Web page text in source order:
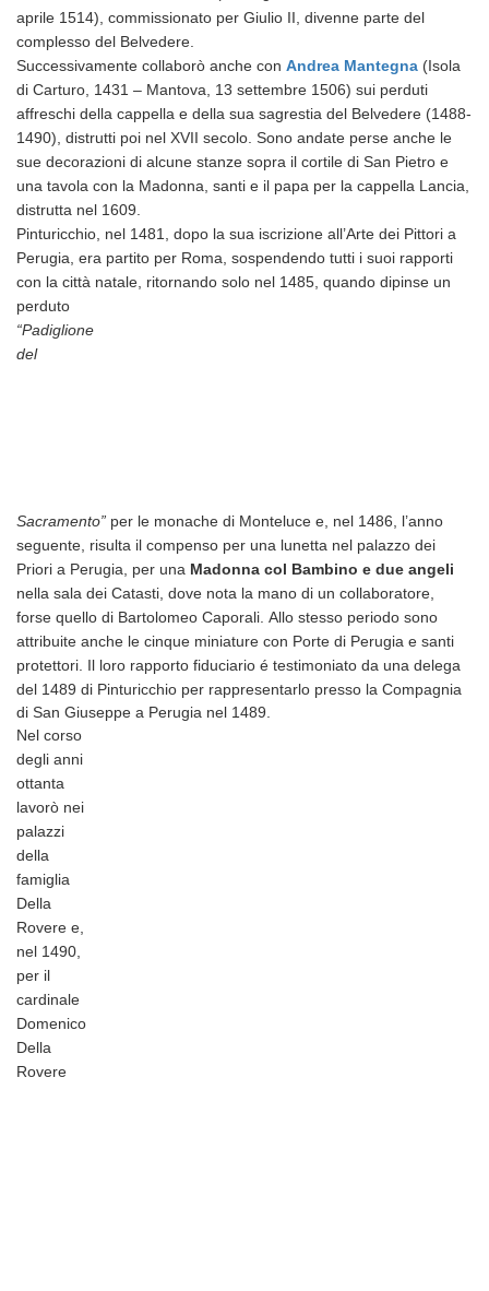
aprile 1514), commissionato per Giulio II, divenne parte del
complesso del Belvedere.
Successivamente collaborò anche con Andrea Mantegna (Isola
di Carturo, 1431 – Mantova, 13 settembre 1506) sui perduti
affreschi della cappella e della sua sagrestia del Belvedere (1488-
1490), distrutti poi nel XVII secolo. Sono andate perse anche le
sue decorazioni di alcune stanze sopra il cortile di San Pietro e
una tavola con la Madonna, santi e il papa per la cappella Lancia,
distrutta nel 1609.
Pinturicchio, nel 1481, dopo la sua iscrizione all’Arte dei Pittori a
Perugia, era partito per Roma, sospendendo tutti i suoi rapporti
con la città natale, ritornando solo nel 1485, quando dipinse un
perduto
“Padiglione
del
Sacramento” per le monache di Monteluce e, nel 1486, l’anno
seguente, risulta il compenso per una lunetta nel palazzo dei
Priori a Perugia, per una Madonna col Bambino e due angeli
nella sala dei Catasti, dove nota la mano di un collaboratore,
forse quello di Bartolomeo Caporali. Allo stesso periodo sono
attribuite anche le cinque miniature con Porte di Perugia e santi
protettori. Il loro rapporto fiduciario é testimoniato da una delega
del 1489 di Pinturicchio per rappresentarlo presso la Compagnia
di San Giuseppe a Perugia nel 1489.
Nel corso
degli anni
ottanta
lavorò nei
palazzi
della
famiglia
Della
Rovere e,
nel 1490,
per il
cardinale
Domenico
Della
Rovere